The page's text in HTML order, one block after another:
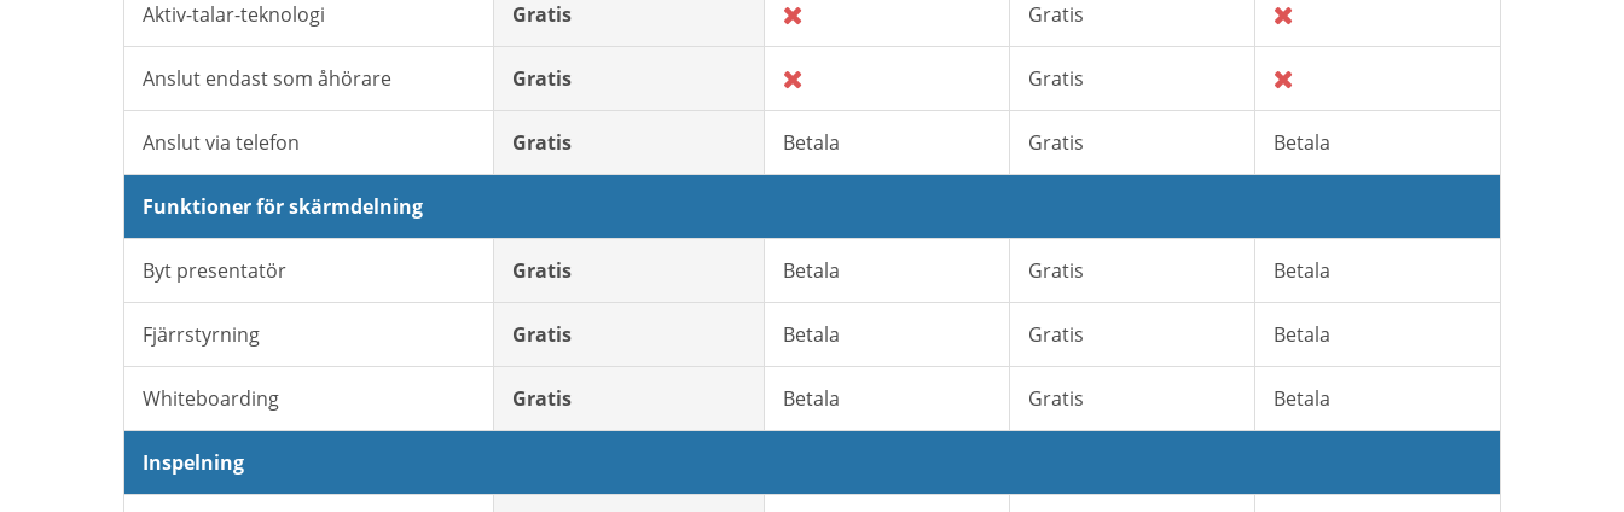
Aktiv-talar-teknologi Gratis Gratis
Anslut endast som åhörare Gratis Gratis
Anslut via telefon Gratis Betala Gratis Betala
Funktioner för skärmdelning
Byt presentatör Gratis Betala Gratis Betala
Fjärrstyrning Gratis Betala Gratis Betala
Whiteboarding Gratis Betala Gratis Betala
Inspelning